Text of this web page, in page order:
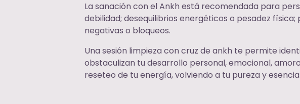
La sanación con el Ankh está recomendada para
debilidad; desequilibrios energéticos o pesadez
negativas o bloqueos.
Una sesión limpieza con cruz de ankh te permite
obstaculizan tu desarrollo personal, emocional,
reseteo de tu energía, volviendo a tu pureza y esencia.